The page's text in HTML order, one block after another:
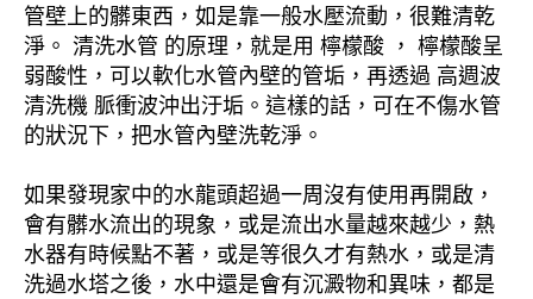
管壁上的髒東西，如是靠一般水壓流動，很難清乾
淨。 清洗水管 的原理，就是用 檸檬酸 ， 檸檬酸呈
弱酸性，可以軟化水管內壁的管垢，再透過 高週波
清洗機 脈衝波沖出汙垢。這樣的話，可在不傷水管
的狀況下，把水管內壁洗乾淨。
如果發現家中的水龍頭超過一周沒有使用再開啟，
會有髒水流出的現象，或是流出水量越來越少，熱
水器有時候點不著，或是等很久才有熱水，或是清
洗過水塔之後，水中還是會有沉澱物和異味，都是